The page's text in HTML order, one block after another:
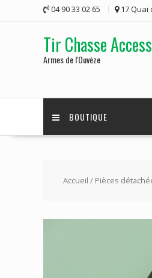
04 90 33 02 65 17 Quai
Tir Chasse
Armes de l'Ouvèze
BOUTIQUE
Accueil / Pièces